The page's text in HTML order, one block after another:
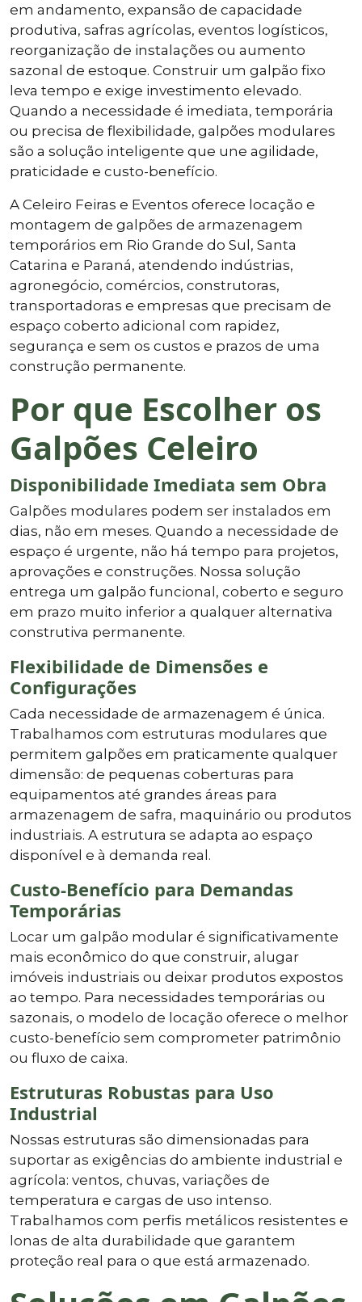
em andamento, expansão de capacidade
produtiva, safras agrícolas, eventos logísticos,
reorganização de instalações ou aumento
sazonal de estoque. Construir um galpão fixo
leva tempo e exige investimento elevado.
Quando a necessidade é imediata, temporária
ou precisa de flexibilidade, galpões modulares
são a solução inteligente que une agilidade,
praticidade e custo-benefício.
A Celeiro Feiras e Eventos oferece locação e
montagem de galpões de armazenagem
temporários em Rio Grande do Sul, Santa
Catarina e Paraná, atendendo indústrias,
agronegócio, comércios, construtoras,
transportadoras e empresas que precisam de
espaço coberto adicional com rapidez,
segurança e sem os custos e prazos de uma
construção permanente.
Por que Escolher os
Galpões Celeiro
Disponibilidade Imediata sem Obra
Galpões modulares podem ser instalados em
dias, não em meses. Quando a necessidade de
espaço é urgente, não há tempo para projetos,
aprovações e construções. Nossa solução
entrega um galpão funcional, coberto e seguro
em prazo muito inferior a qualquer alternativa
construtiva permanente.
Flexibilidade de Dimensões e
Configurações
Cada necessidade de armazenagem é única.
Trabalhamos com estruturas modulares que
permitem galpões em praticamente qualquer
dimensão: de pequenas coberturas para
equipamentos até grandes áreas para
armazenagem de safra, maquinário ou produtos
industriais. A estrutura se adapta ao espaço
disponível e à demanda real.
Custo-Benefício para Demandas
Temporárias
Locar um galpão modular é significativamente
mais econômico do que construir, alugar
imóveis industriais ou deixar produtos expostos
ao tempo. Para necessidades temporárias ou
sazonais, o modelo de locação oferece o melhor
custo-benefício sem comprometer patrimônio
ou fluxo de caixa.
Estruturas Robustas para Uso
Industrial
Nossas estruturas são dimensionadas para
suportar as exigências do ambiente industrial e
agrícola: ventos, chuvas, variações de
temperatura e cargas de uso intenso.
Trabalhamos com perfis metálicos resistentes e
lonas de alta durabilidade que garantem
proteção real para o que está armazenado.